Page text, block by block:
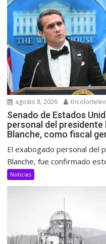
agosto 8, 2026
Senado de Estados
personal del presidente
Blanche, como fiscal
El exabogado personal del
Blanche, fue confirmado
Noticias